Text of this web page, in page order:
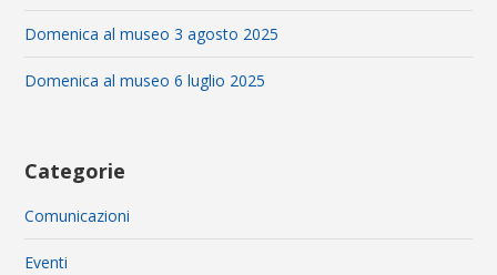
Domenica al museo 3 agosto 2025
Domenica al museo 6 luglio 2025
Categorie
Comunicazioni
Eventi